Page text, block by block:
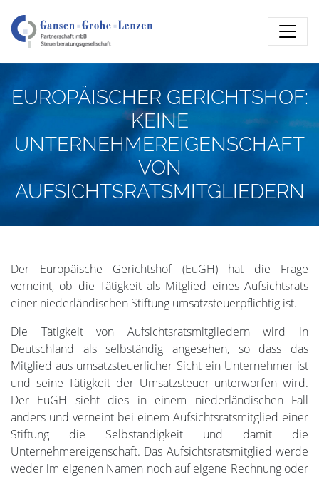
EUROPÄISCHER GERICHTSHOF:
KEINE
UNTERNEHMEREIGENSCHAFT
VON
AUFSICHTSRATSMITGLIEDERN
Der Europäische Gerichtshof (EuGH) hat die Frage
verneint, ob die Tätigkeit als Mitglied eines Aufsichtsrats
einer niederländischen Stiftung umsatzsteuerpflichtig ist.
Die Tätigkeit von Aufsichtsratsmitgliedern wird in
Deutschland als selbständig angesehen, so dass das
Mitglied aus umsatzsteuerlicher Sicht ein Unternehmer ist
und seine Tätigkeit der Umsatzsteuer unterworfen wird.
Der EuGH sieht dies in einem niederländischen Fall
anders und verneint bei einem Aufsichtsratsmitglied einer
Stiftung die Selbständigkeit und damit die
Unternehmereigenschaft. Das Aufsichtsratsmitglied werde
weder im eigenen Namen noch auf eigene Rechnung oder